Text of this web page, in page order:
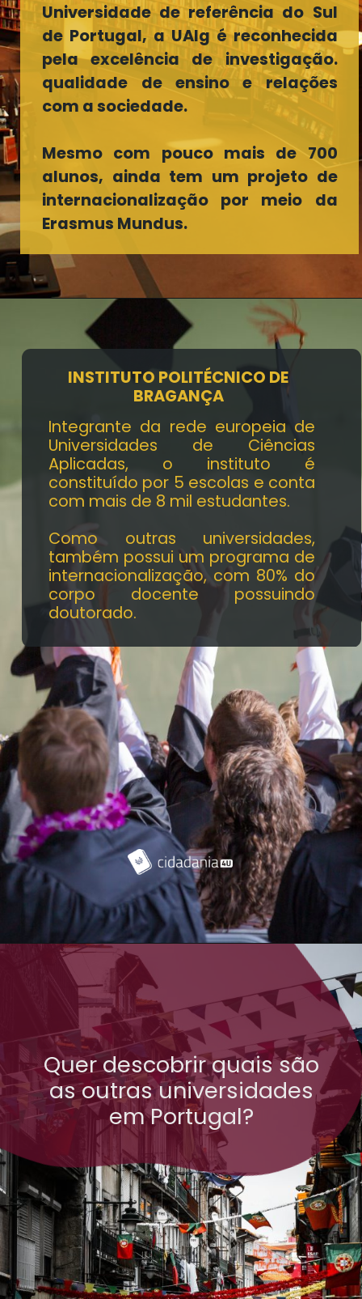
Universidade de referência do Sul
de Portugal, a UAlg é reconhecida
pela excelência de investigação.
qualidade de ensino e relações
com a sociedade.
Mesmo com pouco mais de 700
alunos, ainda tem um projeto de
internacionalização por meio da
Erasmus Mundus.
INSTITUTO POLITÉCNICO DE
BRAGANÇA
Integrante da rede europeia de
Universidades de Ciências
Aplicadas, o instituto é
constituído por 5 escolas e conta
com mais de 8 mil estudantes.
Como outras universidades,
também possui um programa de
internacionalização, com 80% do
corpo docente possuindo
doutorado.
Quer descobrir quais são
as outras universidades
em Portugal?